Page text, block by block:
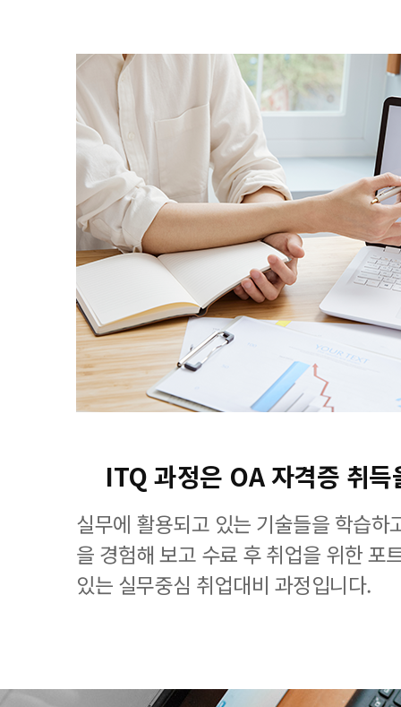
ITQ 과정은 OA 자격증 취
실무에 활용되고 있는 기술들을 학습하
을 경험해 보고 수료 후 취업을 위한 포
있는 실무중심 취업대비 과정입니다.